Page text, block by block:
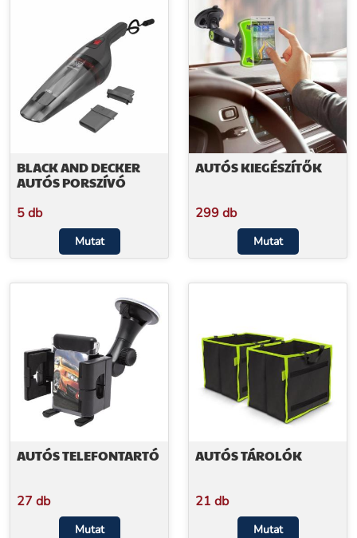
BLACK AND DECKER
AUTÓS PORSZÍVÓ
5 db
Mutat
AUTÓS KIEGÉSZÍTŐK
299 db
Mutat
AUTÓS TELEFONTARTÓ
27 db
Mutat
AUTÓS TÁROLÓK
21 db
Mutat